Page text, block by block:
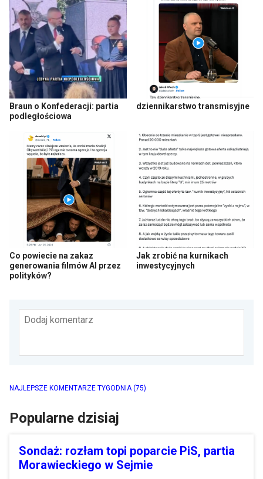
Braun o Konfederacji: partia
podległościowa
dziennikarstwo transmisyjne
Co powiecie na zakaz
generowania filmów AI przez
polityków?
Jak zrobić na kurnikach
inwestycyjnych
Dodaj komentarz
NAJLEPSZE KOMENTARZE TYGODNIA(75)
Popularne dzisiaj
Sondaż: rozłam topi poparcie PiS, partia
Morawieckiego w Sejmie